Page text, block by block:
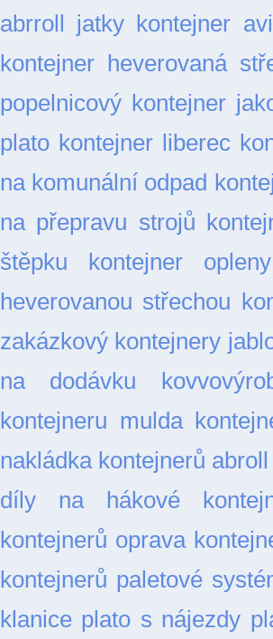
abrroll jatky kontejner
kontejner heverovaná
popelnicový kontejner
plato kontejner liberec
na komunální odpad
na přepravu strojů
štěpku
kontejner opleny
heverovanou střechou
zakázkový kontejnery
na dodávku
kontejneru mulda
nakládka kontejnerů abroll
díly na hákové
kontejnerů oprava
kontejnerů paletové
klanice plato s nájezdy